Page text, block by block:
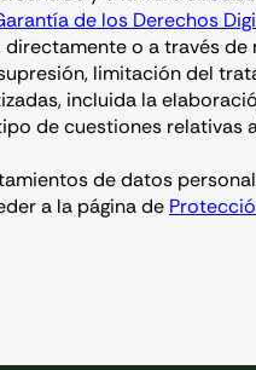
de los Derechos
o a través
limitación del
incluida la
de cuestiones
de datos
a la página de